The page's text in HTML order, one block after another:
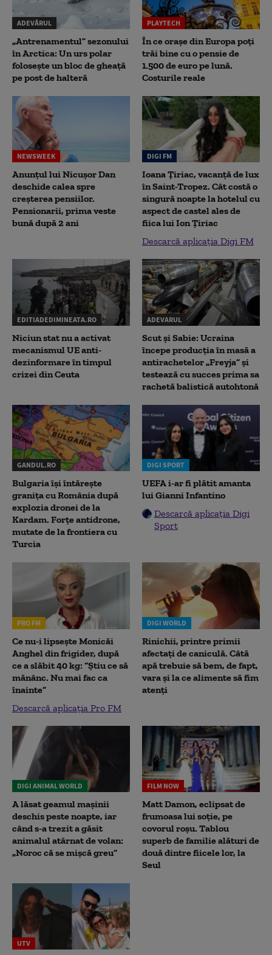
ADEVĂRUL
„Antrenamentul” sezonului
în Arctica: Un urs polar
folosește un bloc de gheață
pe post de halteră
PLAYTECH
În ce orașe din Europa poți
trăi bine cu o pensie de
1.500 de euro pe lună.
Costurile reale
NEWSWEEK
Anunțul lui Nicușor Dan
deschide calea spre
creșterea pensiilor.
Pensionarii, prima veste
bună după 2 ani
DIGI FM
Ioana Țiriac, vacanță de lux
în Saint-Tropez. Cât costă o
singură noapte la hotelul cu
aspect de castel ales de
fiica lui Ion Țiriac
Descarcă aplicația Digi FM
EDITIADEDIMINEATA.RO
Niciun stat nu a activat
mecanismul UE anti-
dezinformare în timpul
crizei din Ceuta
ADEVARUL
Scut și Sabie: Ucraina
începe producția în masă a
antirachetelor „Freyja” și
testează cu succes prima sa
rachetă balistică autohtonă
GANDUL.RO
Bulgaria își întărește
granița cu România după
explozia dronei de la
Kardam. Forțe antidrone,
mutate de la frontiera cu
Turcia
DIGI SPORT
UEFA i-ar fi plătit amanta
lui Gianni Infantino
Descarcă aplicația Digi
Sport
PRO FM
Ce nu-i lipsește Monicăi
Anghel din frigider, după
ce a slăbit 40 kg: “Știu ce să
mănânc. Nu mai fac ca
înainte”
Descarcă aplicația Pro FM
DIGI WORLD
Rinichii, printre primii
afectați de caniculă. Câtă
apă trebuie să bem, de fapt,
vara și la ce alimente să fim
atenți
DIGI ANIMAL WORLD
A lăsat geamul mașinii
deschis peste noapte, iar
când s-a trezit a găsit
animalul atârnat de volan:
„Noroc că se mișcă greu”
FILM NOW
Matt Damon, eclipsat de
frumoasa lui soție, pe
covorul roșu. Tablou
superb de familie alături de
două dintre fiicele lor, la
Seul
UTV